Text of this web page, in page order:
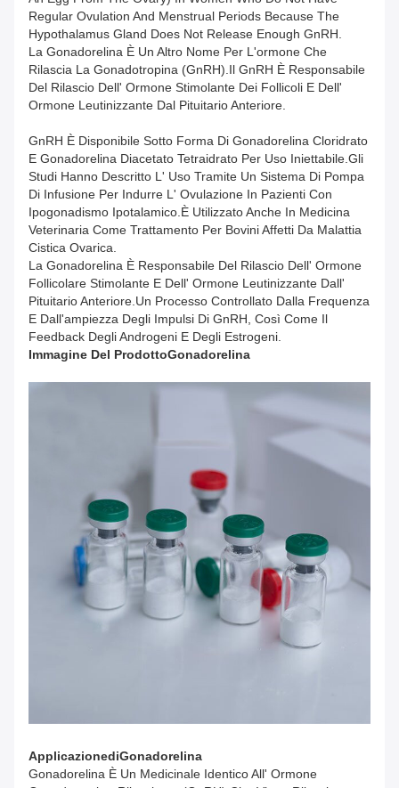
Regular Ovulation And Menstrual Periods Because The
Hypothalamus Gland Does Not Release Enough GnRH.
La Gonadorelina È Un Altro Nome Per L'ormone Che
Rilascia La Gonadotropina (GnRH).Il GnRH È Responsabile
Del Rilascio Dell' Ormone Stimolante Dei Follicoli E Dell'
Ormone Leutinizzante Dal Pituitario Anteriore.
GnRH È Disponibile Sotto Forma Di Gonadorelina Cloridrato
E Gonadorelina Diacetato Tetraidrato Per Uso Iniettabile.Gli
Studi Hanno Descritto L' Uso Tramite Un Sistema Di Pompa
Di Infusione Per Indurre L' Ovulazione In Pazienti Con
Ipogonadismo Ipotalamico.È Utilizzato Anche In Medicina
Veterinaria Come Trattamento Per Bovini Affetti Da Malattia
Cistica Ovarica.
La Gonadorelina È Responsabile Del Rilascio Dell' Ormone
Follicolare Stimolante E Dell' Ormone Leutinizzante Dall'
Pituitario Anteriore.un Processo Controllato Dalla Frequenza
E Dall'ampiezza Degli Impulsi Di GnRH, Così Come Il
Feedback Degli Androgeni E Degli Estrogeni.
Immagine Del ProdottoGonadorelina
ApplicazioneDiGonadorelina
Gonadorelina È Un Medicinale Identico All' Ormone